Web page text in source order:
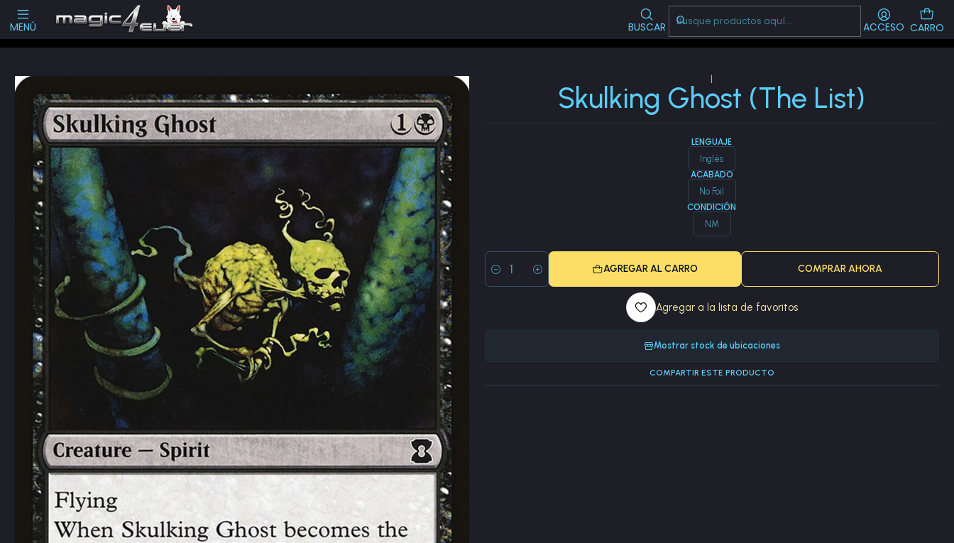
MENÚ BUSCAR ACCESO CARRO
Visítanos!--> CL
Inicio Cartas Sueltas Magic Ediciones Especiales
|
Skulking Ghost (The List)
LENGUAJE
Inglés
ACABADO
No Foil
CONDICIÓN
NM
Cantidad
AGREGAR AL CARRO COMPRAR AHORA
Agregar a la lista de favoritos
Mostrar stock de ubicaciones
COMPARTIR ESTE PRODUCTO